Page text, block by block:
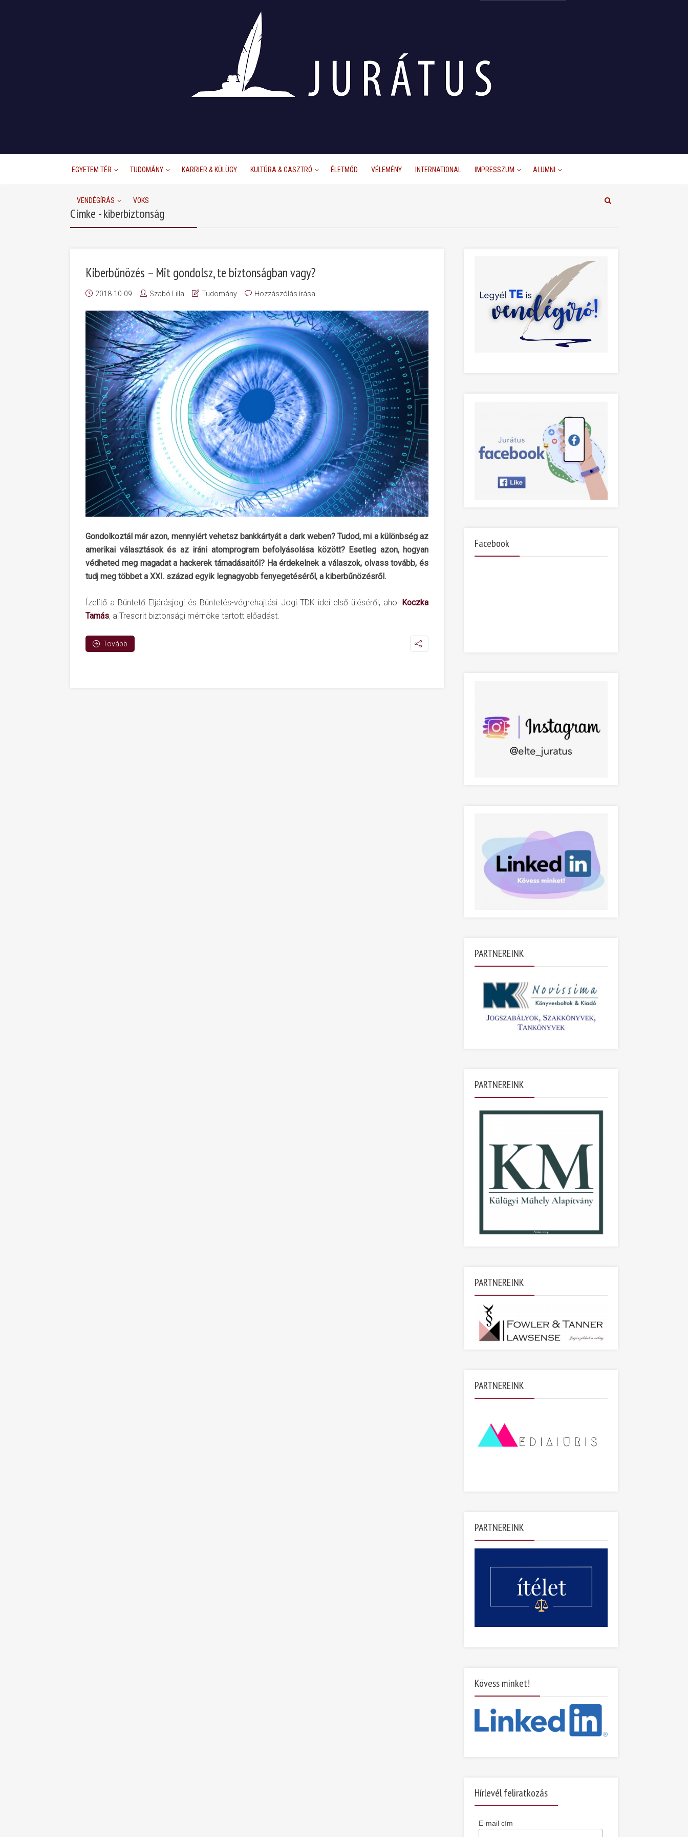
EGYETEM TÉR TUDOMÁNY KARRIER & KÜLÜGY KULTÚRA & GASZTRÓ ÉLETMÓD VÉLEMÉNY INTERNATIONAL IMPRESSZUM ALUMNI
VENDÉGÍRÁS VOKS
Címke - kiberbiztonság
Kiberbűnözés – Mit gondolsz, te biztonságban vagy?
2018-10-09 Szabó Lilla Tudomány Hozzászólás írása
Gondolkoztál már azon, mennyiért vehetsz bankkártyát a dark weben? Tudod, mi a különbség az
amerikai választások és az iráni atomprogram befolyásolása között? Esetleg azon, hogyan
védheted meg magadat a hackerek támadásaitól? Ha érdekelnek a válaszok, olvass tovább, és
tudj meg többet a XXI. század egyik legnagyobb fenyegetéséről, a kiberbűnözésről.
Ízelítő a Büntető Eljárásjogi és Büntetés-végrehajtási Jogi TDK idei első üléséről, ahol Koczka
Tamás, a Tresorit biztonsági mérnöke tartott előadást.
Tovább
Facebook
PARTNEREINK
PARTNEREINK
PARTNEREINK
PARTNEREINK
PARTNEREINK
Kövess minket!
Hírlevél feliratkozás
E-mail cím